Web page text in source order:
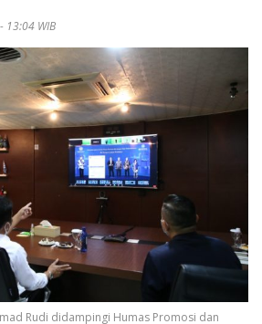
13:04 WIB
Rudi didampingi Humas Promosi dan